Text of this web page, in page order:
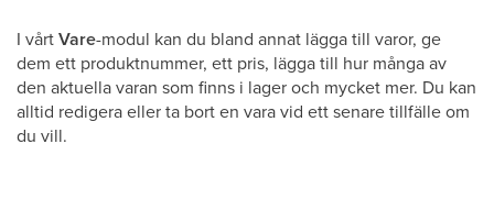
I vårtVare-modul kan du bland annat lägga till varor, ge
dem ett produktnummer, ett pris, lägga till hur många av
den aktuella varan som finns i lager och mycket mer. Du kan
alltid redigera eller ta bort en vara vid ett senare tillfälle om
du vill.